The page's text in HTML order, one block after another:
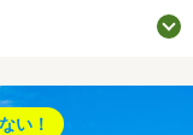
い！